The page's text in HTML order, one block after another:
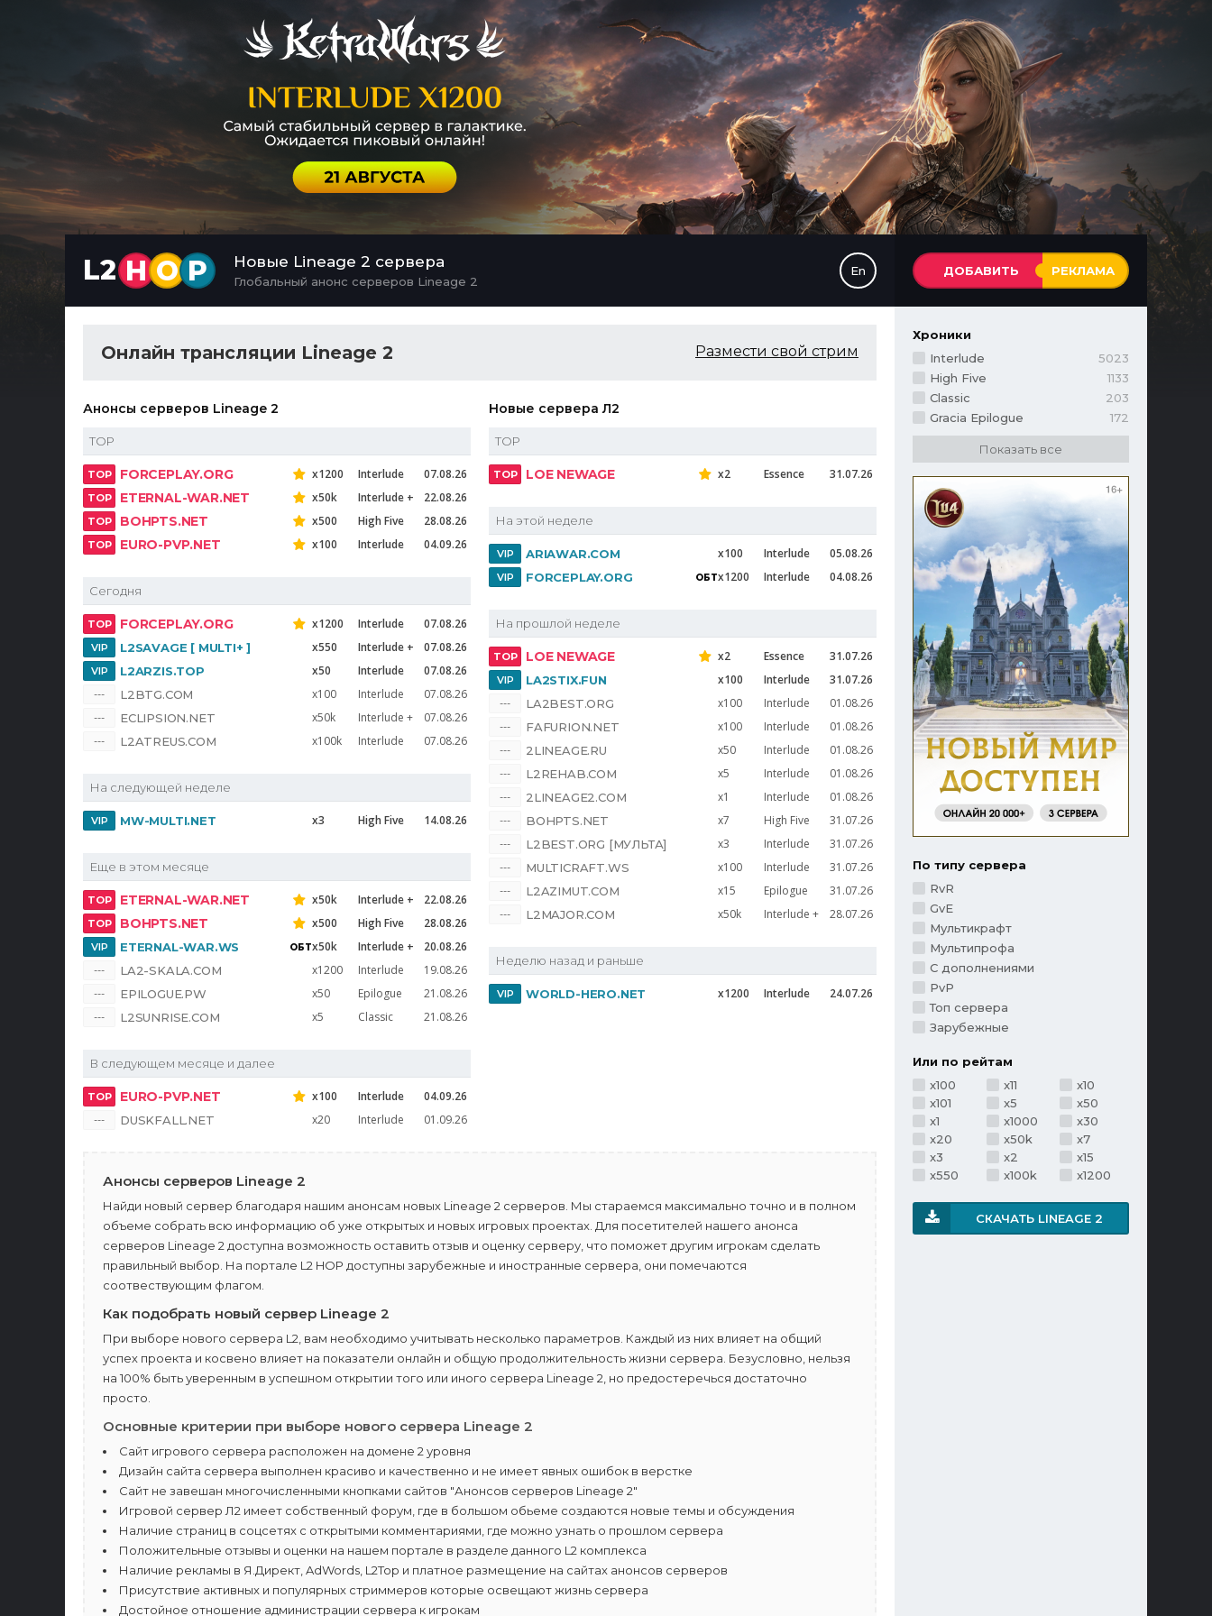
L2 H O P Новые Lineage 2 сервера
Глобальный анонс серверов Lineage 2
ДОБАВИТЬ РЕКЛАМА
En
Онлайн трансляции Lineage 2 Размести свой стрим
Анонсы серверов Lineage 2
TOP
FORCEPLAY.ORG x1200 Interlude 07.08.26
ETERNAL-WAR.NET x50k Interlude 22.08.26
BOHPTS.NET x500 High Five 28.08.26
EURO-PVP.NET x100 Interlude 04.09.26
Сегодня
FORCEPLAY.ORG x1200 Interlude 07.08.26
L2SAVAGE [ MULTI+ ] x550 Interlude 07.08.26
L2ARZIS.TOP x50 Interlude 07.08.26
L2BTG.COM x100 Interlude 07.08.26
ECLIPSION.NET x50k Interlude 07.08.26
L2ATREUS.COM x100k Interlude 07.08.26
На следующей неделе
MW-MULTI.NET x3 High Five 14.08.26
Еще в этом месяце
ETERNAL-WAR.NET x50k Interlude 22.08.26
BOHPTS.NET x500 High Five 28.08.26
ETERNAL-WAR.WS x50k Interlude 20.08.26
LA2-SKALA.COM x1200 Interlude 19.08.26
EPILOGUE.PW x50 Epilogue 21.08.26
L2SUNRISE.COM x5 Classic 21.08.26
В следующем месяце и далее
EURO-PVP.NET x100 Interlude 04.09.26
DUSKFALL.NET x20 Interlude 01.09.26
Новые сервера Л2
TOP
LOE NEWAGE x2 Essence 31.07.26
На этой неделе
ARIAWAR.COM x100 Interlude 05.08.26
FORCEPLAY.ORG x1200 Interlude 04.08.26
На прошлой неделе
LOE NEWAGE x2 Essence 31.07.26
LA2STIX.FUN x100 Interlude 31.07.26
LA2BEST.ORG x100 Interlude 01.08.26
FAFURION.NET x100 Interlude 01.08.26
2LINEAGE.RU x50 Interlude 01.08.26
L2REHAB.COM x5 Interlude 01.08.26
2LINEAGE2.COM x1 Interlude 01.08.26
BOHPTS.NET x7 High Five 31.07.26
L2BEST.ORG [МУЛЬТА] x3 Interlude 31.07.26
MULTICRAFT.WS x100 Interlude 31.07.26
L2AZIMUT.COM x15 Epilogue 31.07.26
L2MAJOR.COM x50k Interlude 28.07.26
Неделю назад и раньше
WORLD-HERO.NET x1200 Interlude 24.07.26
Анонсы серверов Lineage 2
Найди новый сервер благодаря нашим анонсам новых Lineage 2 серверов. Мы стараемся максимально точно и в полном
объеме собрать всю информацию об уже открытых и новых игровых проектах. Для посетителей нашего анонса
серверов Lineage 2 доступна возможность оставить отзыв и оценку серверу, что поможет другим игрокам сделать
правильный выбор. На портале L2 HOP доступны зарубежные и иностранные сервера, они помечаются
соотвествующим флагом.
Как подобрать новый сервер Lineage 2
При выборе нового сервера L2, вам необходимо учитывать несколько параметров. Каждый из них влияет на общий
успех проекта и косвено влияет на показатели онлайн и общую продолжительность жизни сервера. Безусловно, нельзя
на 100% быть уверенным в успешном открытии того или иного сервера Lineage 2, но предостеречься достаточно
просто.
Основные критерии при выборе нового сервера Lineage 2
Сайт игрового сервера расположен на домене 2 уровня
Дизайн сайта сервера выполнен красиво и качественно и не имеет явных ошибок в верстке
Сайт не завешан многочисленными кнопками сайтов "Анонсов серверов Lineage 2"
Игровой сервер Л2 имеет собственный форум, где в большом обьеме создаются новые темы и обсуждения
Наличие страниц в соцсетях с открытыми комментариями, где можно узнать о прошлом сервера
Положительные отзывы и оценки на нашем портале в разделе данного L2 комплекса
Наличие рекламы в Я.Директ, AdWords, L2Top и платное размещение на сайтах анонсов серверов
Присутствие активных и популярных стриммеров которые освещают жизнь сервера
Достойное отношение администрации сервера к игрокам
Хроники
Interlude
5023
High Five
1133
Classic
203
Gracia Epilogue
172
По типу сервера
RvR
GvE
Мультикрафт
Мультипрофа
С дополнениями
PvP
Топ сервера
Зарубежные
Или по рейтам
x100
x11
x10
x101
x5
x50
x1
x1000
x30
x20
x50k
x7
x3
x2
x15
x550
x100k x1200
СКАЧАТЬ LINEAGE 2